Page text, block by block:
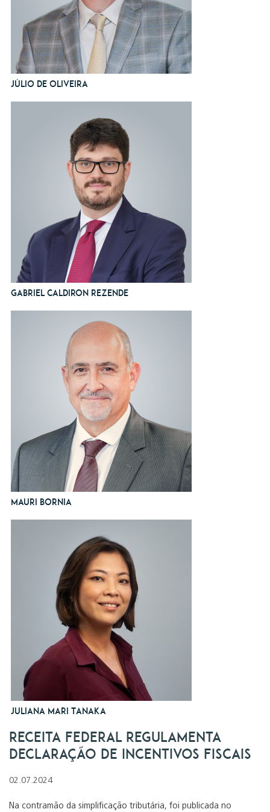
Júlio de Oliveira
Gabriel Caldiron Rezende
Mauri Bornia
Juliana Mari Tanaka
Receita Federal Regulamenta
Declaração de Incentivos Fiscais
02.07.2024
Na contramão da simplificação tributária, foi publicada no